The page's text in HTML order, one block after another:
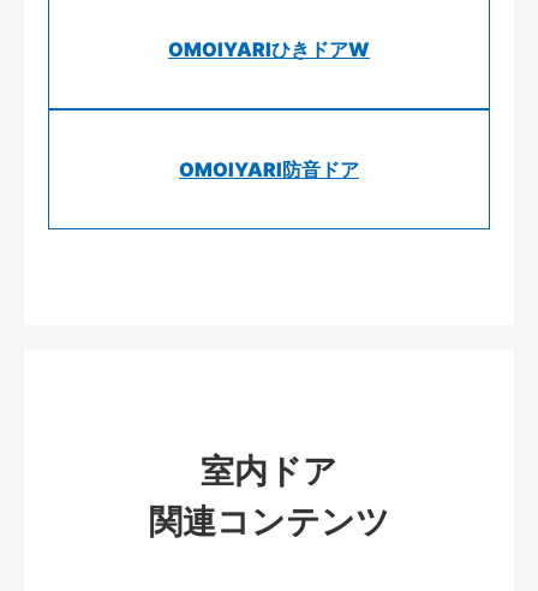
OMOIYARIひきドアW
OMOIYARI防音ドア
室内ドア
関連コンテンツ